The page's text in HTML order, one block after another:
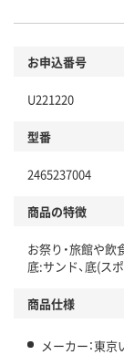
お申込番号
U221220
型番
2465237004
商品の特徴
お祭り・旅館や飲
底:サンド、底(スポ
商品仕様
メーカー：東京